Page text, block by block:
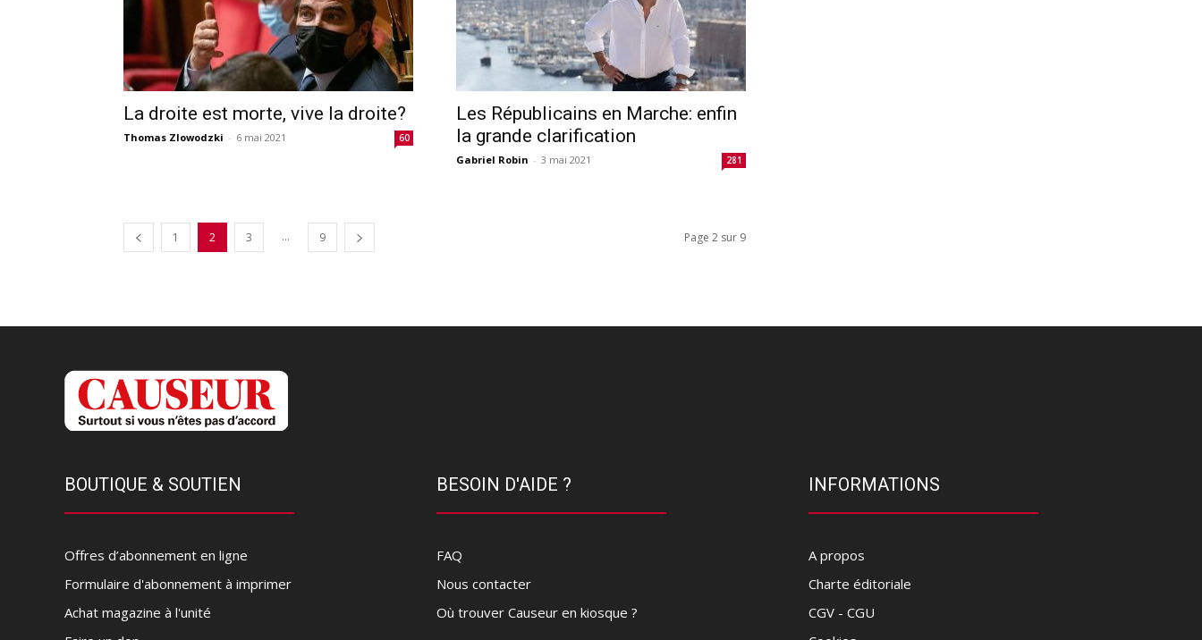
La droite est morte, vive la droite?
Thomas Zlowodzki - 6 mai 2021 60
Les Républicains en Marche: enfin
la grande clarification
Gabriel Robin - 3 mai 2021 281
1 2 3 ... 9 Page 2 sur 9
BOUTIQUE & SOUTIEN
Offres d’abonnement en ligne
Formulaire d'abonnement à imprimer
Achat magazine à l'unité
BESOIN D'AIDE ?
FAQ
Nous contacter
Où trouver Causeur en kiosque ?
INFORMATIONS
A propos
Charte éditoriale
CGV - CGU